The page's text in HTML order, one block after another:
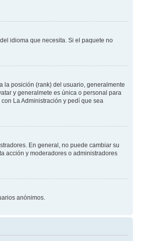
idioma que necesita. Si el paquete no
la posición (rank) del usuario, generalmente
y generalmete es única o personal para
La Administración y pedí que sea
En general, no puede cambiar su
acción y moderadores o administradores
anónimos.